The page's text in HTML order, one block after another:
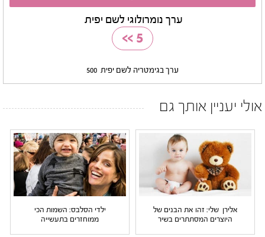
ערך נומרולוגי לשם יפית
5
>>
ערך בגימטריה לשם יפית 500
אולי יעניין אותך גם
אלירן שלי: זהו את הבנים של
היוצרים המסתתרים בשיר
ילדי הסלבס: השמות הכי
ממוחזרים בתעשייה